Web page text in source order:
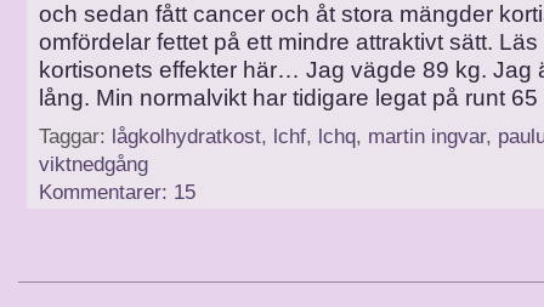
och sedan fått cancer och åt stora mängder
omfördelar fettet på ett mindre attraktivt sätt. Läs
kortisonets effekter här… Jag vägde 89 kg. Jag
lång. Min normalvikt har tidigare legat på runt
Taggar: lågkolhydratkost, lchf, lchq, martin ingvar,
viktnedgång
Kommentarer: 15